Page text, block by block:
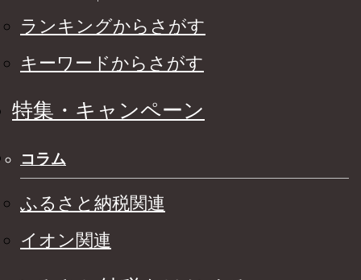
ランキングからさがす
キーワードからさがす
特集・キャンペーン
コラム
ふるさと納税関連
イオン関連